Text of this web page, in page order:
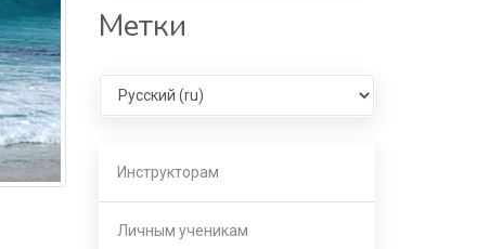
Метки
Select language
Инструкторам
Личным ученикам